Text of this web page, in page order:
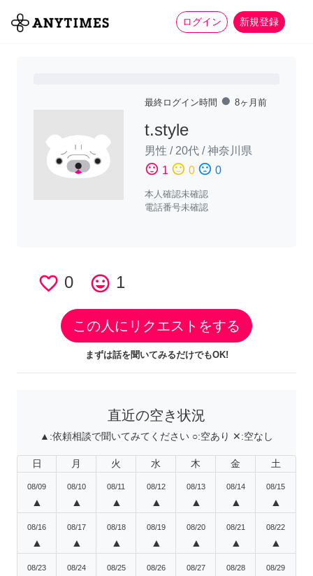
ログイン 新規登録
全て 家事 more_horiz
最終ログイン時間 fiber_manual_record 8ヶ月前
t.style
男性 / 20代 /神奈川県
sentiment_satisfied 1 sentiment_neutral 0 sentiment_dissatisfied 0
本人確認未確認
電話番号未確認
favorite_border 0 tag_faces 1
この人にリクエストをする
まずは話を聞いてみるだけでもOK!
直近の空き状況
▲:依頼相談で聞いてみてください ○:空あり ✕:空なし
日 月 火 水 木 金 土
08/09
▲
08/10
▲
08/11
▲
08/12
▲
08/13
▲
08/14
▲
08/15
▲
08/16
▲
08/17
▲
08/18
▲
08/19
▲
08/20
▲
08/21
▲
08/22
▲
08/23 08/24 08/25 08/26 08/27 08/28 08/29